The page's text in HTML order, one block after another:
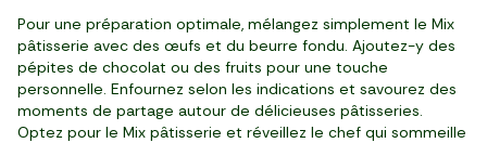
Pour une préparation optimale, mélangez simplement le Mix
pâtisserie avec des œufs et du beurre fondu. Ajoutez-y des
pépites de chocolat ou des fruits pour une touche
personnelle. Enfournez selon les indications et savourez des
moments de partage autour de délicieuses pâtisseries.
Optez pour le Mix pâtisserie et réveillez le chef qui sommeille